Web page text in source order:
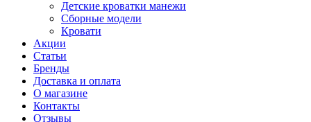
Детские кроватки манежи
Сборные модели
Кровати
Акции
Статьи
Бренды
Доставка и оплата
О магазине
Контакты
Отзывы